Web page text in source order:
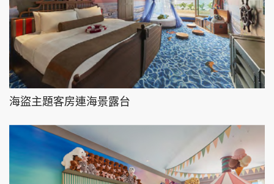
海盜主題客房連海景露台